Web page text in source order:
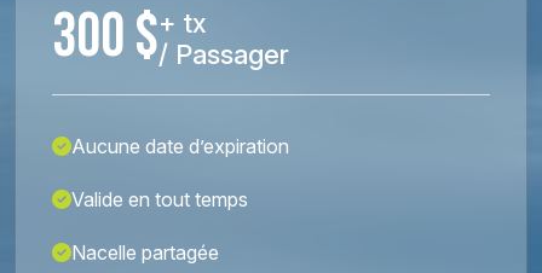
300 $+ tx
/ Passager
Aucune date d’expiration
Valide en tout temps
Nacelle partagée